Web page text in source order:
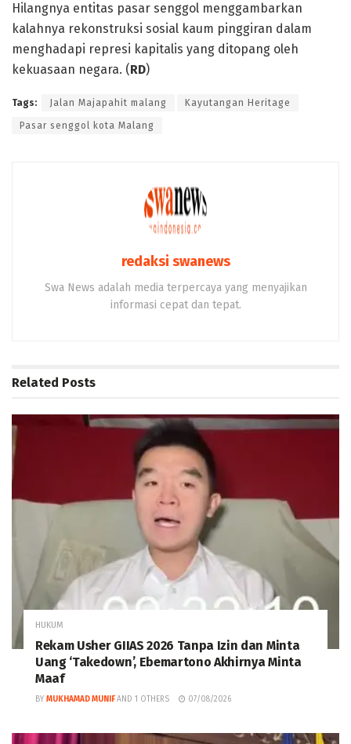
Hilangnya entitas pasar senggol menggambarkan
kalahnya rekonstruksi sosial kaum pinggiran dalam
menghadapi represi kapitalis yang ditopang oleh
kekuasaan negara. (RD)
Tags: Jalan Majapahit malang Kayutangan Heritage
Pasar senggol kota Malang
redaksi swanews
Swa News adalah media terpercaya yang menyajikan
informasi cepat dan tepat.
Related Posts
HUKUM
Rekam Usher GIIAS 2026 Tanpa Izin dan Minta
Uang ‘Takedown’, Ebemartono Akhirnya Minta
Maaf
BY MUKHAMAD MUNIF AND 1 OTHERS 07/08/2026